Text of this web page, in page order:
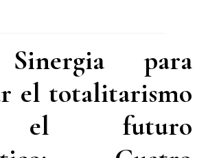
para
el totalitarismo
el futuro